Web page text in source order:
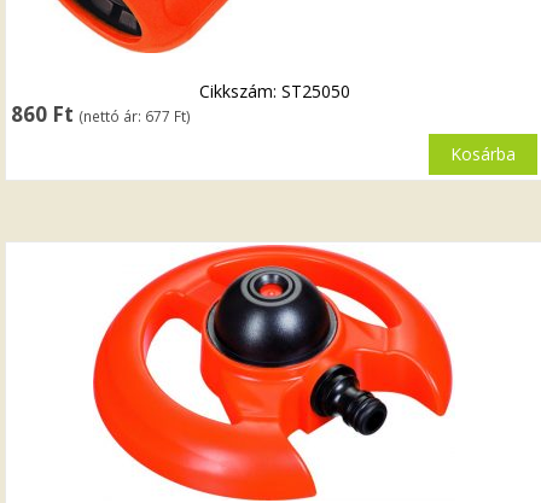
860 Ft (nettó ár: 677 Ft)
Cikkszám: ST25050
Kosárba